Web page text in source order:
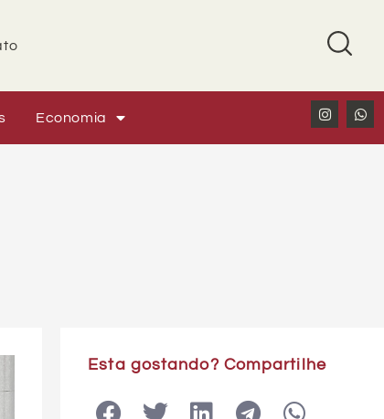
Economia
Esta gostando? Compartilhe